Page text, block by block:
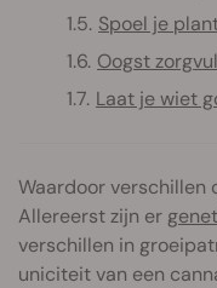
Spoel je
Oogst
Laat je wiet
Waardoor verschillen
Allereerst zijn er
verschillen in
uniciteit van een